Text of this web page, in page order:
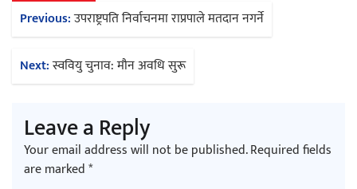
हलमा छैन ‘गौँथली’को टिकट
‘आइतबारको अफिस’ को परिचर्चा सम्पन्न
Post
navigation
Previous:उपराष्ट्रपति निर्वाचनमा राप्रपाले मतदान नगर्ने
Next:स्ववियु चुनाव: मौन अवधि सुरू
Leave a Reply
Your email address will not be published.Required fields
are marked*